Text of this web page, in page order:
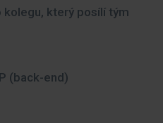
kolegu, který posílí tým
(back-end)